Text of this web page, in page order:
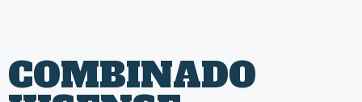
COMBINADO